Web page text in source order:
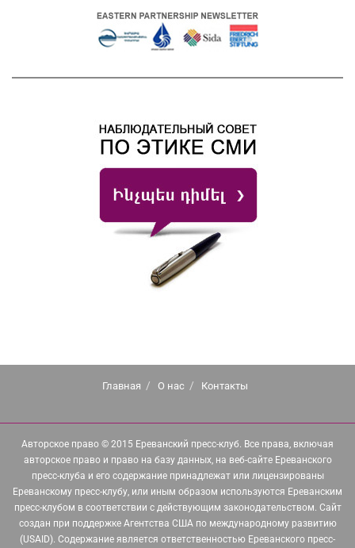
Главная О нас Контакты
Авторское право © 2015 Ереванский пресс-клуб. Все права, включая
авторское право и право на базу данных, на веб-сайте Ереванского
пресс-клуба и его содержание принадлежат или лицензированы
Ереванскому пресс-клубу, или иным образом используются Ереванским
пресс-клубом в соответствии с действующим законодательством. Сайт
создан при поддержке Агентства США по международному развитию
(USAID). Содержание является ответственностью Ереванского пресс-